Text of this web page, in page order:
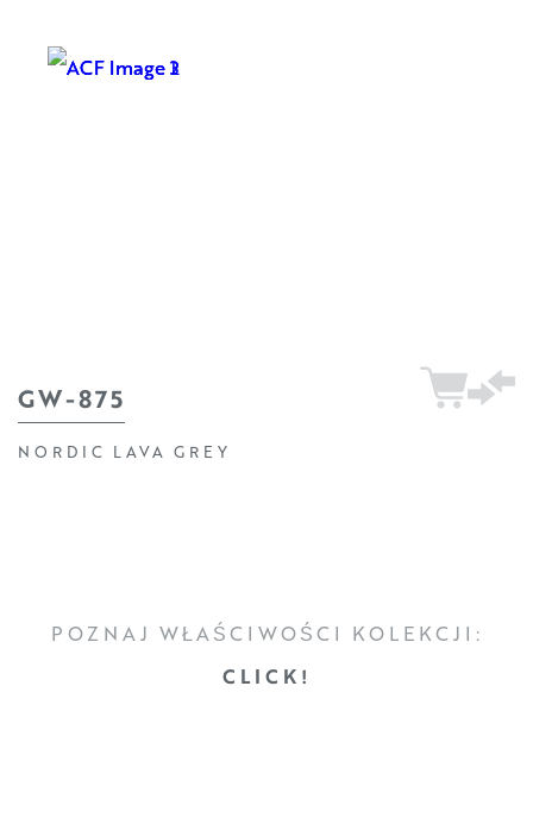
GW-875
NORDIC LAVA GREY
POZNAJ WŁAŚCIWOŚCI KOLEKCJI:
CLICK!